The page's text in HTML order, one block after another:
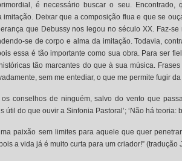
é necessário buscar o seu. Encontrado,
imitação. Deixar que a composição flua e que se
que Debussy nos legou no século XX. Faz-
se de corpo e alma da imitação. Todavia,
essa é tão importante como sua obra. Para ser
tão marcantes do que à sua música.
sem me entediar, o que me permite fugir
os conselhos de ninguém, salvo do vento que
útil do que ouvir a Sinfonia Pastoral’; ‘Não há teoria:
paixão sem limites para aquele que quer
a vida já é muito curta para um criador!” (tradução